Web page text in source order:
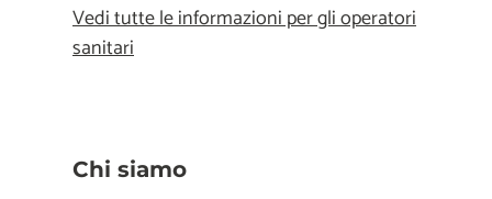
Vedi tutte le informazioni per gli operatori
sanitari
Chi siamo